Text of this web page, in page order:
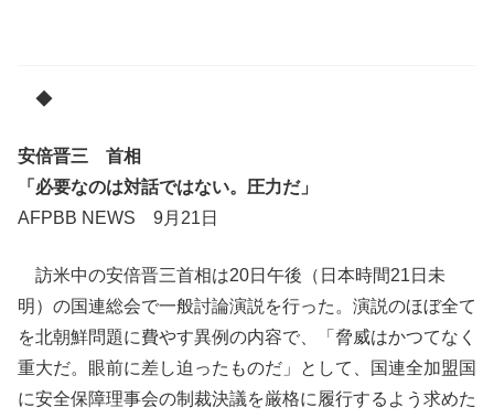
◆
安倍晋三 首相
「必要なのは対話ではない。圧力だ」
AFPBB NEWS 9月21日
訪米中の安倍晋三首相は20日午後（日本時間21日未
明）の国連総会で一般討論演説を行った。演説のほぼ全て
を北朝鮮問題に費やす異例の内容で、「脅威はかつてなく
重大だ。眼前に差し迫ったものだ」として、国連全加盟国
に安全保障理事会の制裁決議を厳格に履行するよう求めた